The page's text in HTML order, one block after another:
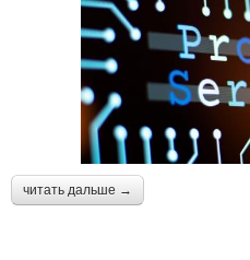
читать дальше →